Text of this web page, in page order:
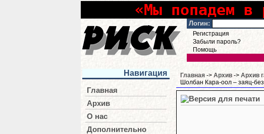
«Мы попадем
Логин:
Регистрация
Забыли пароль?
Помощь
Навигация
Главная
Архив
О нас
Дополнительно
Главная -> Архив -> Архив
Шолбан Кара-оол – заяц-